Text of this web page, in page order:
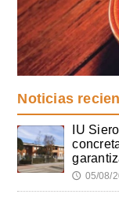
Noticias
IU
🕔 05/08/